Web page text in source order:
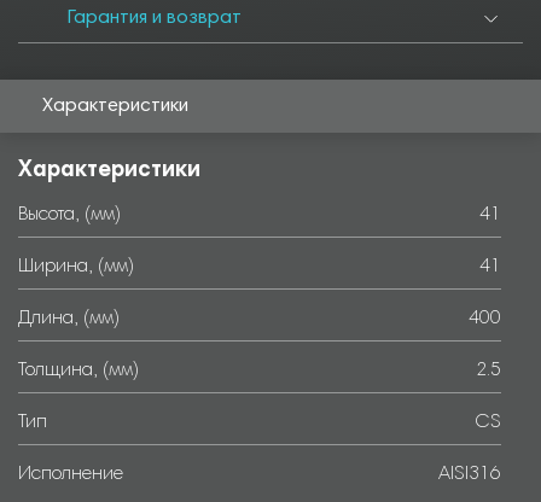
Гарантия и возврат
Характеристики
Характеристики
Высота, (мм) 41
Ширина, (мм) 41
Длина, (мм) 400
Толщина, (мм) 2.5
Тип CS
Исполнение AISI316